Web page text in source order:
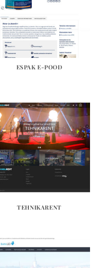
ESPAK E-POOD
TEHNIKARENT